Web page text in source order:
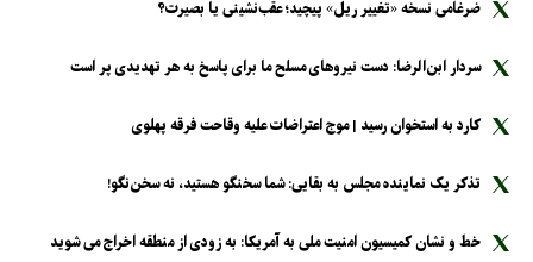
ضرغامی نسخه «تغییر ریل» پیچید؛ عقب‌نشینی یا بصیرت؟
سردار ابن‌الرضا: دست نیرو‌های مسلح ما برای پاسخ به هر تهدیدی پر است
کارد به استخوان رسید | موج اعتراضات علیه وقاحت فرقه پهلوی
تذکر یک نماینده مجلس به بقایی: شما سخنگو هستید، نه سخن‌نگو!
خط و نشان کمیسیون امنیت ملی به آمریکا: به زودی از منطقه اخراج می شوید